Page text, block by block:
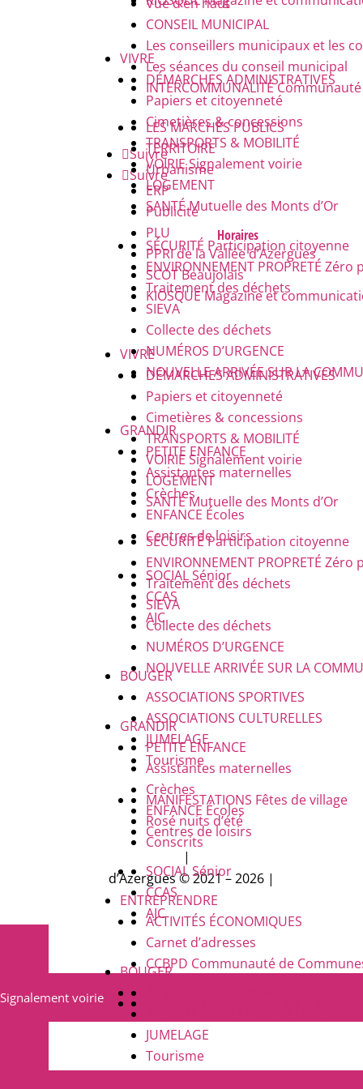
CONSEIL MUNICIPAL
Les conseillers municipaux et les
Les séances du conseil municipal
INTERCOMMUNALITÉ
LES MARCHÉS PUBLICS
TERRITOIRE
Urbanisme
ERP
Publicité
PLU
PPRI de la Vallée d’Azergues
SCOT Beaujolais
KIOSQUE Magazine et
VIVRE
DÉMARCHES ADMINISTRATIVES
Papiers et citoyenneté
Cimetières & concessions
TRANSPORTS & MOBILITÉ
VOIRIESignalement voirie
LOGEMENT
SANTÉMutuelle des Monts d’Or
SÉCURITÉParticipation citoyenne
ENVIRONNEMENT PROPRETÉ Zéro
Traitement des déchets
SIEVA
Collecte des déchets
NUMÉROS D’URGENCE
NOUVELLE ARRIVÉE SUR LA
GRANDIR
PETITE ENFANCE
Assistantes maternelles
Crèches
ENFANCE Écoles
Centres de loisirs
SOCIALSénior
CCAS
AJC
BOUGER
JUMELAGE
Tourisme
VIVRE
DÉMARCHES ADMINISTRATIVES
Papiers et citoyenneté
Cimetières & concessions
TRANSPORTS & MOBILITÉ
VOIRIE Signalement voirie
LOGEMENT
SANTÉMutuelle des Monts d’Or
SÉCURITÉ Participation citoyenne
ENVIRONNEMENT PROPRETÉ Zéro
Traitement des déchets
SIEVA
Collecte des déchets
NUMÉROS D’URGENCE
NOUVELLE ARRIVÉE SUR LA
GRANDIR
PETITE ENFANCE
Assistantes maternelles
Crèches
ENFANCE Écoles
Centres de loisirs
SOCIALSénior
CCAS
AJC
BOUGER
ASSOCIATIONS SPORTIVES
ASSOCIATIONS CULTURELLES
JUMELAGE
Tourisme
MANIFESTATIONS Fêtes de village
Rosé nuits d’été
Conscrits
ENTREPRENDRE
ACTIVITÉS ÉCONOMIQUES
Carnet d’adresses
CCBPD Communauté de
NUMÉROS D'URGENCE
FAQ
Suivre
Suivre
Horaires
|
d’Azergues © 2021 – 2026 |
Signalement voirie